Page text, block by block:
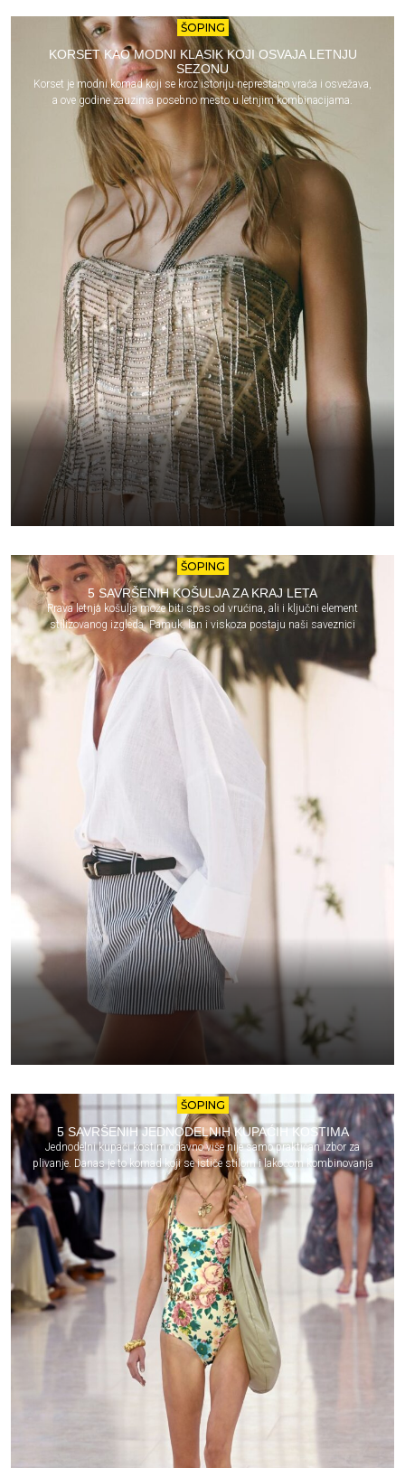
ŠOPING
KORSET KAO MODNI KLASIK KOJI OSVAJA LETNJU
SEZONU
Korset je modni komad koji se kroz istoriju neprestano vraća i osvežava,
a ove godine zauzima posebno mesto u letnjim kombinacijama.
ŠOPING
5 SAVRŠENIH KOŠULJA ZA KRAJ LETA
Prava letnja košulja može biti spas od vrućina, ali i ključni element
stilizovanog izgleda. Pamuk, lan i viskoza postaju naši saveznici
ŠOPING
5 SAVRŠENIH JEDNODELNIH KUPAĆIH KOSTIMA
Jednodelni kupaći kostim odavno više nije samo praktičan izbor za
plivanje. Danas je to komad koji se ističe stilom i lakoćom kombinovanja